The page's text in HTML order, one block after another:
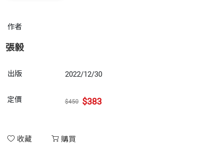
作者
張毅
出版 2022/12/30
定價 $450 $383
收藏 購買